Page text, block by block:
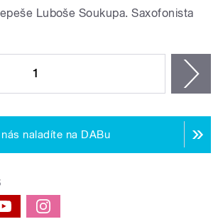
Luboše Soukupa. Saxofonista
1
naladíte na DABu